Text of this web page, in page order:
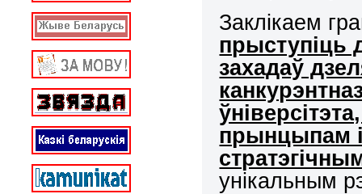
Заклікаем
прыступіць
захадаў
прынцыпам
унікальным